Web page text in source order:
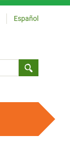
Español